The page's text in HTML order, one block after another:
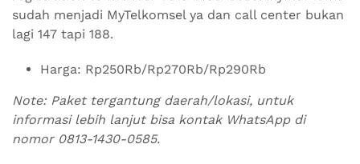
sudah menjadi MyTelkomsel ya dan call center bukan
lagi 147 tapi 188.
Harga: Rp250Rb/Rp270Rb/Rp290Rb
Note: Paket tergantung daerah/lokasi, untuk
informasi lebih lanjut bisa kontak WhatsApp di
nomor 0813-1430-0585.